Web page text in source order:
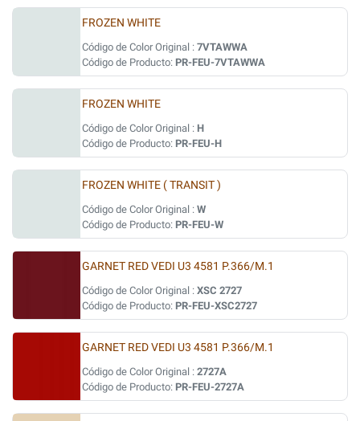
FROZEN WHITE
Código de Color Original : 7VTAWWA
Código de Producto: PR-FEU-7VTAWWA
FROZEN WHITE
Código de Color Original : H
Código de Producto: PR-FEU-H
FROZEN WHITE ( TRANSIT )
Código de Color Original : W
Código de Producto: PR-FEU-W
GARNET RED VEDI U3 4581 P.366/M.1
Código de Color Original : XSC 2727
Código de Producto: PR-FEU-XSC2727
GARNET RED VEDI U3 4581 P.366/M.1
Código de Color Original : 2727A
Código de Producto: PR-FEU-2727A